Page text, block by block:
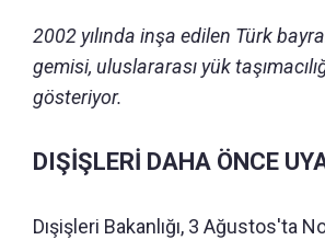
2002 yılında inşa edilen Türk
gemisi, uluslararası yük
gösteriyor.
DIŞİŞLERİ DAHA ÖNCE
Dışişleri Bakanlığı, 3 Ağustos'ta